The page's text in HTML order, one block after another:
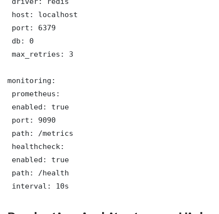
host: localhost
port: 6379
db: 0
max_retries: 3
monitoring:
prometheus:
enabled: true
port: 9090
path: /metrics
healthcheck:
enabled: true
path: /health
interval: 10s